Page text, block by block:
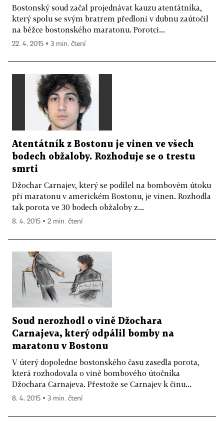
Bostonský soud začal projednávat kauzu atentátníka,
který spolu se svým bratrem předloni v dubnu zaútočil
na běžce bostonského maratonu. Porotci...
22. 4. 2015 ▪ 3 min. čtení
Atentátník z Bostonu je vinen ve všech
bodech obžaloby. Rozhoduje se o trestu
smrti
Džochar Carnajev, který se podílel na bombovém útoku
při maratonu v americkém Bostonu, je vinen. Rozhodla
tak porota ve 30 bodech obžaloby z...
8. 4. 2015 ▪ 2 min. čtení
Soud nerozhodl o vině Džochara
Carnajeva, který odpálil bomby na
maratonu v Bostonu
V úterý dopoledne bostonského času zasedla porota,
která rozhodovala o vině bombového útočníka
Džochara Carnajeva. Přestože se Carnajev k činu...
8. 4. 2015 ▪ 3 min. čtení